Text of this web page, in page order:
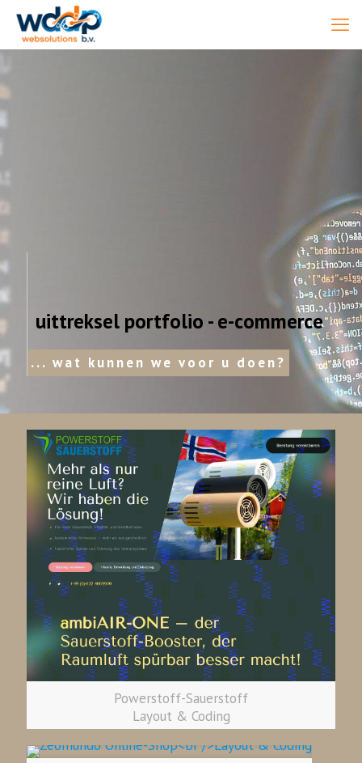
uittreksel portfolio - e-commerce
... wat kunnen we voor u doen?
Powerstoff-Sauerstoff
Layout & Coding